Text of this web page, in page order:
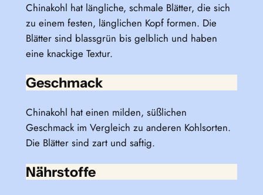
Chinakohl hat längliche, schmale Blätter, die sich
zu einem festen, länglichen Kopf formen. Die
Blätter sind blassgrün bis gelblich und haben
eine knackige Textur.
Geschmack
Chinakohl hat einen milden, süßlichen
Geschmack im Vergleich zu anderen Kohlsorten.
Die Blätter sind zart und saftig.
Nährstoffe